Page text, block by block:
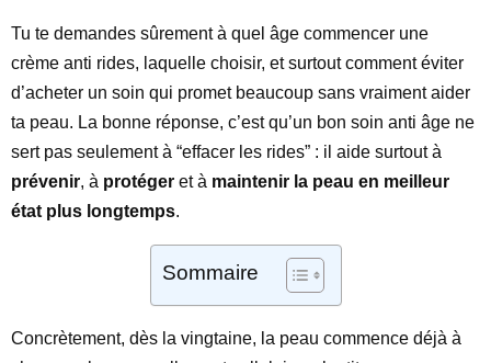
Tu te demandes sûrement à quel âge commencer une
crème anti rides, laquelle choisir, et surtout comment éviter
d’acheter un soin qui promet beaucoup sans vraiment aider
ta peau. La bonne réponse, c’est qu’un bon soin anti âge ne
sert pas seulement à “effacer les rides” : il aide surtout à
prévenir, à protéger et à maintenir la peau en meilleur
état plus longtemps.
Sommaire
Concrètement, dès la vingtaine, la peau commence déjà à